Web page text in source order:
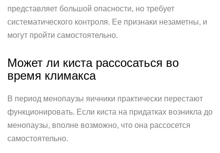
представляет большой опасности, но требует
систематического контроля. Ее признаки незаметны, и
могут пройти самостоятельно.
Может ли киста рассосаться во
время климакса
В период менопаузы яичники практически перестают
функционировать. Если киста на придатках возникла до
менопаузы, вполне возможно, что она рассосется
самостоятельно.